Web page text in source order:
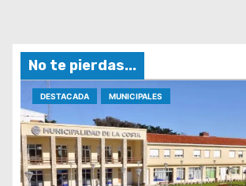
No te pierdas...
DESTACADA MUNICIPALES